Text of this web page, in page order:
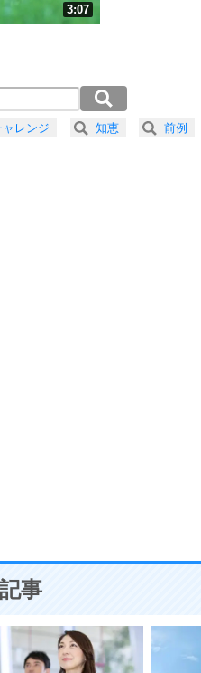
かなるもの。
方法
、怒りを優しさで表現する。
3:07
）
）
ャレンジ 知恵 前例
事